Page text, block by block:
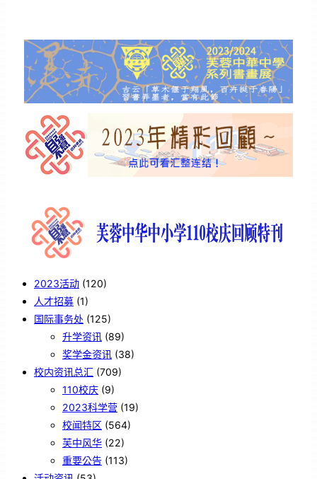
2023活动 (120)
人才招募 (1)
国际事务处 (125)
升学资讯 (89)
奖学金资讯 (38)
校内资讯总汇 (709)
110校庆 (9)
2023科学营 (19)
校闻特区 (564)
芙中风华 (22)
重要公告 (113)